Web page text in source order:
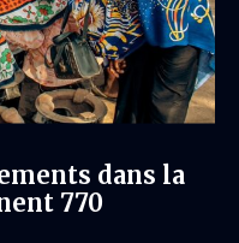
dans la
770